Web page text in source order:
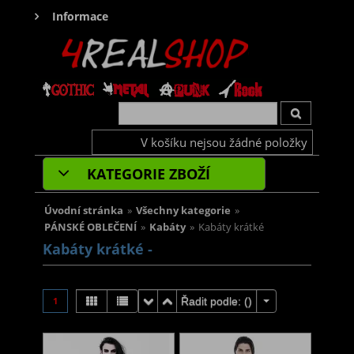
Informace
V košíku nejsou žádné položky
KATEGORIE ZBOŽÍ
Úvodní stránka » Všechny kategorie »
PÁNSKÉ OBLEČENÍ » Kabáty » Kabáty krátké
Kabáty krátké -
1 Řadit podle: ()